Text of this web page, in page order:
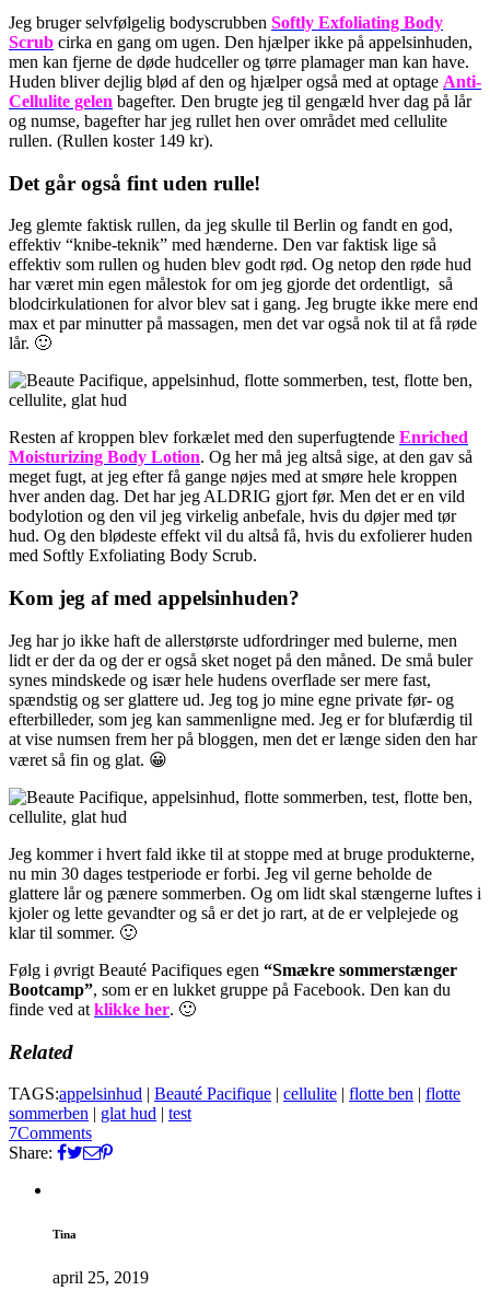
Jeg bruger selvfølgelig bodyscrubben Softly Exfoliating Body
Scrub cirka en gang om ugen. Den hjælper ikke på appelsinhuden,
men kan fjerne de døde hudceller og tørre plamager man kan have.
Huden bliver dejlig blød af den og hjælper også med at optage Anti-
Cellulite gelen bagefter. Den brugte jeg til gengæld hver dag på lår
og numse, bagefter har jeg rullet hen over området med cellulite
rullen. (Rullen koster 149 kr).
Det går også fint uden rulle!
Jeg glemte faktisk rullen, da jeg skulle til Berlin og fandt en god,
effektiv “knibe-teknik” med hænderne. Den var faktisk lige så
effektiv som rullen og huden blev godt rød. Og netop den røde hud
har været min egen målestok for om jeg gjorde det ordentligt, så
blodcirkulationen for alvor blev sat i gang. Jeg brugte ikke mere end
max et par minutter på massagen, men det var også nok til at få røde
lår. 🙂
Resten af kroppen blev forkælet med den superfugtende Enriched
Moisturizing Body Lotion. Og her må jeg altså sige, at den gav så
meget fugt, at jeg efter få gange nøjes med at smøre hele kroppen
hver anden dag. Det har jeg ALDRIG gjort før. Men det er en vild
bodylotion og den vil jeg virkelig anbefale, hvis du døjer med tør
hud. Og den blødeste effekt vil du altså få, hvis du exfolierer huden
med Softly Exfoliating Body Scrub.
Kom jeg af med appelsinhuden?
Jeg har jo ikke haft de allerstørste udfordringer med bulerne, men
lidt er der da og der er også sket noget på den måned. De små buler
synes mindskede og især hele hudens overflade ser mere fast,
spændstig og ser glattere ud. Jeg tog jo mine egne private før- og
efterbilleder, som jeg kan sammenligne med. Jeg er for blufærdig til
at vise numsen frem her på bloggen, men det er længe siden den har
været så fin og glat. 😀
Jeg kommer i hvert fald ikke til at stoppe med at bruge produkterne,
nu min 30 dages testperiode er forbi. Jeg vil gerne beholde de
glattere lår og pænere sommerben. Og om lidt skal stængerne luftes i
kjoler og lette gevandter og så er det jo rart, at de er velplejede og
klar til sommer. 🙂
Følg i øvrigt Beauté Pacifiques egen “Smækre sommerstænger
Bootcamp”, som er en lukket gruppe på Facebook. Den kan du
finde ved at klikke her. 🙂
Related
TAGS:appelsinhud | Beauté Pacifique | cellulite | flotte ben | flotte
sommerben | glat hud | test
7Comments
Share:
Tina
april 25, 2019